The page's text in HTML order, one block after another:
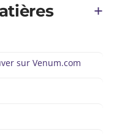
sur Venum.com